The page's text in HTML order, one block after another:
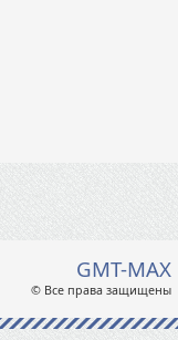
GMT-MAX
© Все права защищены